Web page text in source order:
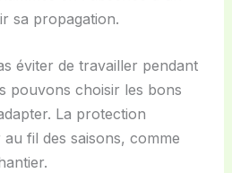
sa propagation.
éviter de travailler pendant
pouvons choisir les bons
La protection
fil des saisons, comme